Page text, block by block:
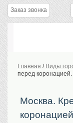
Заказ звонка
История
Предметы VIP
Портреты царской
Главная / Виды
перед
Москва.